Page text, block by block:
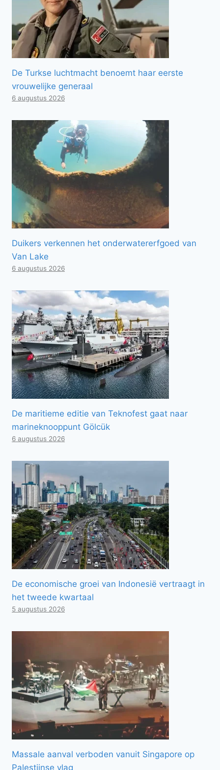
De Turkse luchtmacht benoemt haar eerste
vrouwelijke generaal
6 augustus 2026
Duikers verkennen het onderwatererfgoed van
Van Lake
6 augustus 2026
De maritieme editie van Teknofest gaat naar
marineknooppunt Gölcük
6 augustus 2026
De economische groei van Indonesië vertraagt ​​in
het tweede kwartaal
5 augustus 2026
Massale aanval verboden vanuit Singapore op
Palestijnse vlag